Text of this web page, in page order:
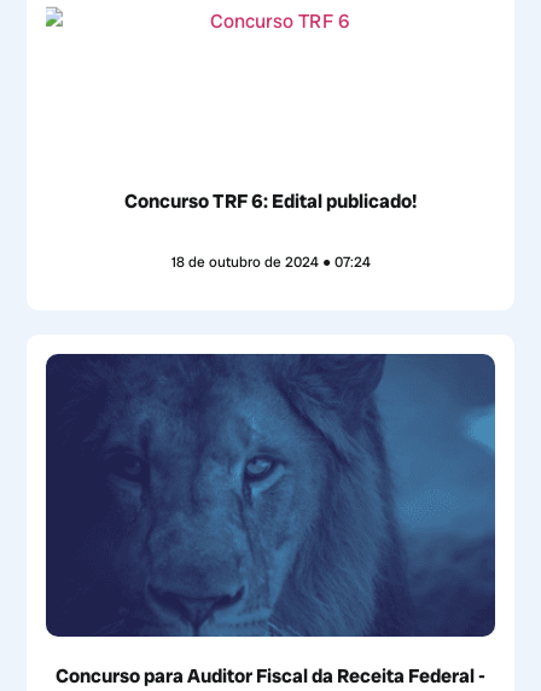
Concurso TRF 6: Edital publicado!
18 de outubro de 2024 07:24
Concurso para Auditor Fiscal da Receita Federal -